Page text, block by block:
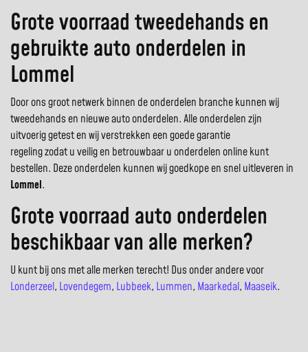
Grote voorraad tweedehands en
gebruikte auto onderdelen in
Lommel
Door ons groot netwerk binnen de onderdelen branche kunnen wij
tweedehands en nieuwe auto onderdelen. Alle onderdelen zijn
uitvoerig getest en wij verstrekken een goede garantie
regeling zodat u veilig en betrouwbaar u onderdelen online kunt
bestellen. Deze onderdelen kunnen wij goedkope en snel uitleveren in
Lommel.
Grote voorraad auto onderdelen
beschikbaar van alle merken?
U kunt bij ons met alle merken terecht! Dus onder andere voor
Londerzeel, Lovendegem, Lubbeek, Lummen, Maarkedal, Maaseik.